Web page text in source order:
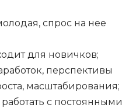
спрос на нее
для новичков;
перспективы
масштабирования;
с постоянными